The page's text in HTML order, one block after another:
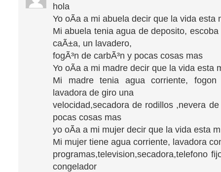
hola
Yo oÃ­a a mi abuela decir que la vida esta
Mi abuela tenia agua de deposito,
caÃ±a, un lavadero,
fogÃ³n de carbÃ³n y pocas cosas mas
Yo oÃ­a a mi madre decir que la vida esta
Mi madre tenia agua corriente, fogon
lavadora de giro una
velocidad,secadora de rodillos ,nevera
pocas cosas mas
yo oÃ­a a mi mujer decir que la vida esta
Mi mujer tiene agua corriente, lavadora
programas,television,secadora,telefono
congelador